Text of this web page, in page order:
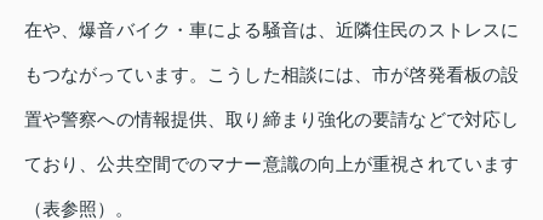
在や、爆音バイク・車による騒音は、近隣住民のストレスに
もつながっています。こうした相談には、市が啓発看板の設
置や警察への情報提供、取り締まり強化の要請などで対応し
ており、公共空間でのマナー意識の向上が重視されています
（表参照）。